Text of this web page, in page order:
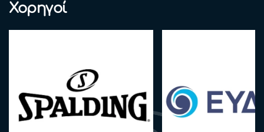
Χορηγοί